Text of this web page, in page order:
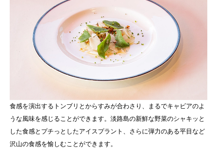
食感を演出するトンブリとからすみが合わさり、まるでキャビアのよ
うな風味を感じることができます。淡路島の新鮮な野菜のシャキッと
した食感とプチっとしたアイスプラント、さらに弾力のある平目など
沢山の食感を愉しむことができます。